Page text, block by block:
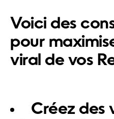
Voici des
pour
viral de vos
Créez des